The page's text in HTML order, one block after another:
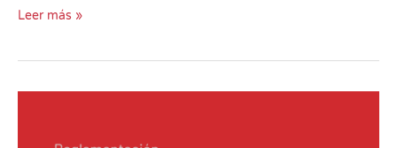
Leer más »